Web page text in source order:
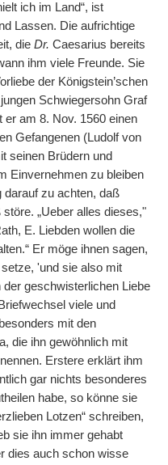
ich im Land“, ist
Lassen. Die aufrichtige
die Dr. Caesarius bereits
ihm viele Freunde. Sie
der Königstein’schen
Schwiegersohn Graf
er am 8. Nov. 1560 einen
Gefangenen (Ludolf von
seinen Brüdern und
Einvernehmen zu bleiben
darauf zu achten, daß
„Ueber alles dieses,"
E. Liebden wollen die
Er möge ihnen sagen,
'und sie also mit
geschwisterlichen Liebe
viele und
mit den
die ihn gewöhnlich mit
Erstere erklärt ihm
gar nichts besonderes
habe, so könne sie
Lotzen“ schreiben,
sie ihn immer gehabt
dies auch schon wisse